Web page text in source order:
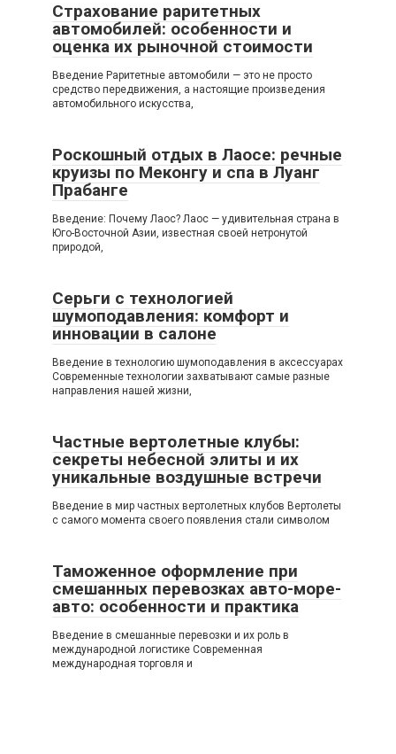
Страхование раритетных
автомобилей: особенности и
оценка их рыночной стоимости
Введение Раритетные автомобили — это не просто
средство передвижения, а настоящие произведения
автомобильного искусства,
Роскошный отдых в Лаосе: речные
круизы по Меконгу и спа в Луанг
Прабанге
Введение: Почему Лаос? Лаос — удивительная страна в
Юго-Восточной Азии, известная своей нетронутой
природой,
Серьги с технологией
шумоподавления: комфорт и
инновации в салоне
Введение в технологию шумоподавления в аксессуарах
Современные технологии захватывают самые разные
направления нашей жизни,
Частные вертолетные клубы:
секреты небесной элиты и их
уникальные воздушные встречи
Введение в мир частных вертолетных клубов Вертолеты
с самого момента своего появления стали символом
Таможенное оформление при
смешанных перевозках авто-море-
авто: особенности и практика
Введение в смешанные перевозки и их роль в
международной логистике Современная
международная торговля и